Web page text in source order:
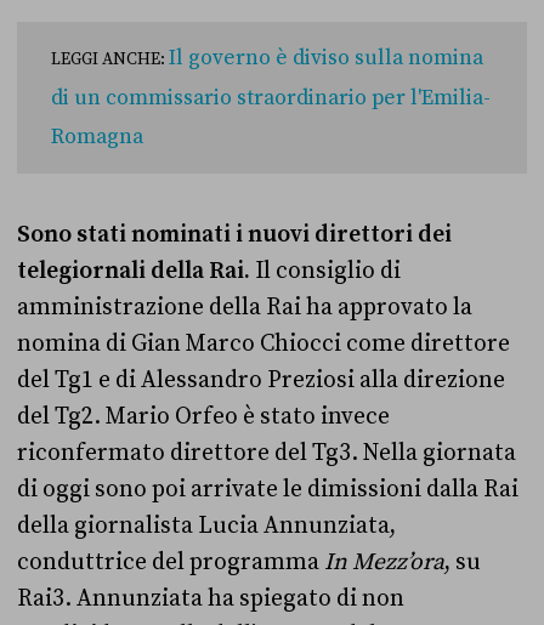
LEGGI ANCHE: Il governo è diviso sulla nomina
di un commissario straordinario per l'Emilia-
Romagna
Sono stati nominati i nuovi direttori dei
telegiornali della Rai. Il consiglio di
amministrazione della Rai ha approvato la
nomina di Gian Marco Chiocci come direttore
del Tg1 e di Alessandro Preziosi alla direzione
del Tg2. Mario Orfeo è stato invece
riconfermato direttore del Tg3. Nella giornata
di oggi sono poi arrivate le dimissioni dalla Rai
della giornalista Lucia Annunziata,
conduttrice del programma In Mezz’ora, su
Rai3. Annunziata ha spiegato di non